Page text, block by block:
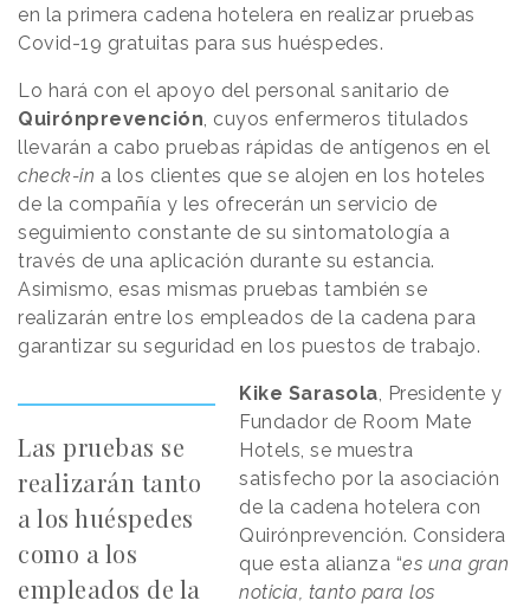
en la primera cadena hotelera en realizar pruebas
Covid-19 gratuitas para sus huéspedes.
Lo hará con el apoyo del personal sanitario de
Quirónprevención, cuyos enfermeros titulados
llevarán a cabo pruebas rápidas de antígenos en el
check-in a los clientes que se alojen en los hoteles
de la compañía y les ofrecerán un servicio de
seguimiento constante de su sintomatología a
través de una aplicación durante su estancia.
Asimismo, esas mismas pruebas también se
realizarán entre los empleados de la cadena para
garantizar su seguridad en los puestos de trabajo.
Las pruebas se
realizarán tanto
a los huéspedes
como a los
empleados de la
Kike Sarasola, Presidente y
Fundador de Room Mate
Hotels, se muestra
satisfecho por la asociación
de la cadena hotelera con
Quirónprevención. Considera
que esta alianza “es una gran
noticia, tanto para los